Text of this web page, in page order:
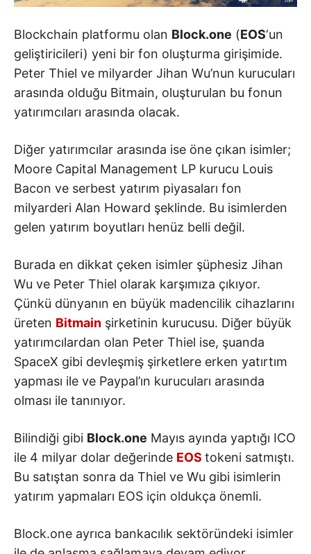
Blockchain platformu olan Block.one (EOS‘un
geliştiricileri) yeni bir fon oluşturma girişimide.
Peter Thiel ve milyarder Jihan Wu’nun kurucuları
arasında olduğu Bitmain, oluşturulan bu fonun
yatırımcıları arasında olacak.
Diğer yatırımcılar arasında ise öne çıkan isimler;
Moore Capital Management LP kurucu Louis
Bacon ve serbest yatırım piyasaları fon
milyarderi Alan Howard şeklinde. Bu isimlerden
gelen yatırım boyutları henüz belli değil.
Burada en dikkat çeken isimler şüphesiz Jihan
Wu ve Peter Thiel olarak karşımıza çıkıyor.
Çünkü dünyanın en büyük madencilik cihazlarını
üreten Bitmain şirketinin kurucusu. Diğer büyük
yatırımcılardan olan Peter Thiel ise, şuanda
SpaceX gibi devleşmiş şirketlere erken yatırtım
yapması ile ve Paypal’ın kurucuları arasında
olması ile tanınıyor.
Bilindiği gibi Block.one Mayıs ayında yaptığı ICO
ile 4 milyar dolar değerinde EOS tokeni satmıştı.
Bu satıştan sonra da Thiel ve Wu gibi isimlerin
yatırım yapmaları EOS için oldukça önemli.
Block.one ayrıca bankacılık sektöründeki isimler